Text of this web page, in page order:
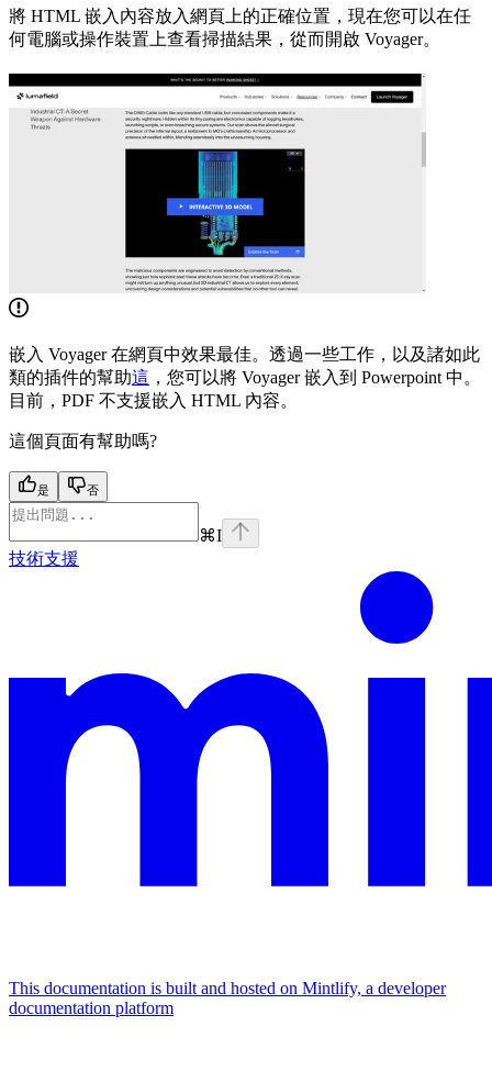
將 HTML 嵌入內容放入網頁上的正確位置，現在您可以在任
何電腦或操作裝置上查看掃描結果，從而開啟 Voyager。
嵌入 Voyager 在網頁中效果最佳。透過一些工作，以及諸如此
類的插件的幫助這 ，您可以將 Voyager 嵌入到 Powerpoint 中。
目前，PDF 不支援嵌入 HTML 內容。
這個頁面有幫助嗎?
是 否
⌘I
技術支援
This documentation is built and hosted on Mintlify, a developer
documentation platform